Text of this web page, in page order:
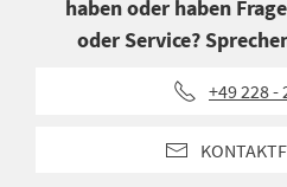
haben oder haben
oder Service?
+49 228 -